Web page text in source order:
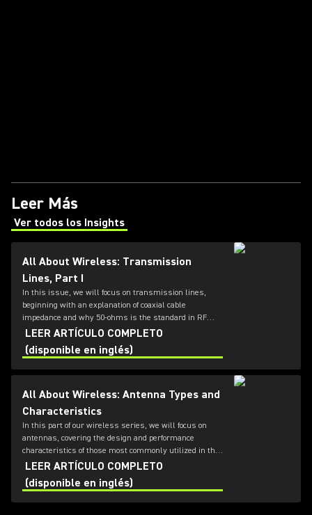
Leer Más
Ver todos los Insights
(Opens in a new tab)
All About Wireless: Transmission
Lines, Part I
In this issue, we will focus on transmission lines,
beginning with an explanation of coaxial cable
impedance and why 50-ohms is the standard in RF
systems, followed by a review of cable loss
specifications.
LEER ARTÍCULO COMPLETO
(disponible en inglés)
All About Wireless: Antenna Types and
Characteristics
In this part of our wireless series, we will focus on
antennas, covering the design and performance
characteristics of those most commonly utilized in the
professional audio industry.
LEER ARTÍCULO COMPLETO
(disponible en inglés)